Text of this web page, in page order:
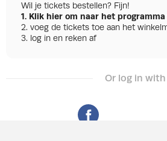
Wil je tickets bestellen? Fijn!
1. Klik hier om naar het programma
2. voeg de tickets toe aan het
3. log in en reken af
Or log in with